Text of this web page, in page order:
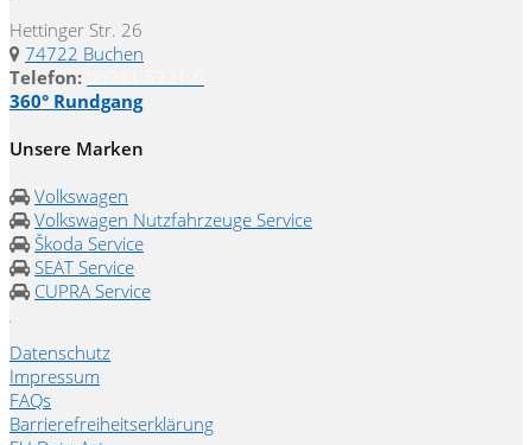
Hettinger Str. 26
74722 Buchen
Telefon:
360° Rundgang
Unsere Marken
Volkswagen
Volkswagen Nutzfahrzeuge Service
Škoda Service
SEAT Service
CUPRA Service
Datenschutz
Impressum
FAQs
Barrierefreiheitserklärung